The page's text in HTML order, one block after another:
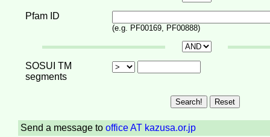
Pfam ID
(e.g. PF00169, PF00888)
SOSUI TM
segments
Send a message to office AT kazusa.or.jp